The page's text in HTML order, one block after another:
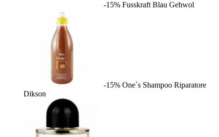
-15% Fusskraft Blau Gehwol
-15% One`s Shampoo Riparatore
Dikson